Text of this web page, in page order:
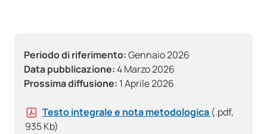
Periodo di riferimento:Gennaio 2026
Data pubblicazione:4 Marzo 2026
Prossima diffusione: 1 Aprile 2026
Testo integrale e nota metodologica (.pdf,
935 Kb)